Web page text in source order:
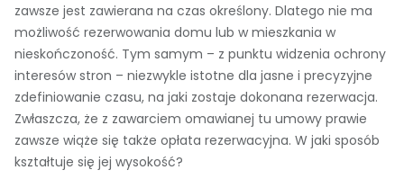
zawsze jest zawierana na czas określony. Dlatego nie ma
możliwość rezerwowania domu lub w mieszkania w
nieskończoność. Tym samym – z punktu widzenia ochrony
interesów stron – niezwykle istotne dla jasne i precyzyjne
zdefiniowanie czasu, na jaki zostaje dokonana rezerwacja.
Zwłaszcza, że z zawarciem omawianej tu umowy prawie
zawsze wiąże się także opłata rezerwacyjna. W jaki sposób
kształtuje się jej wysokość?